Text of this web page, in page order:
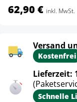
62,90 € inkl. MwSt.
Versand
Kostenfrei
Lieferzeit:
Schnelle